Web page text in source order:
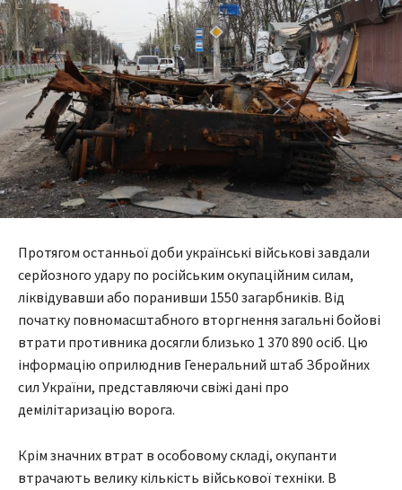
Протягом останньої доби українські військові завдали
серйозного удару по російським окупаційним силам,
ліквідувавши або поранивши 1550 загарбників. Від
початку повномасштабного вторгнення загальні бойові
втрати противника досягли близько 1 370 890 осіб. Цю
інформацію оприлюднив Генеральний штаб Збройних
сил України, представляючи свіжі дані про
демілітаризацію ворога.
Крім значних втрат в особовому складі, окупанти
втрачають велику кількість військової техніки. В